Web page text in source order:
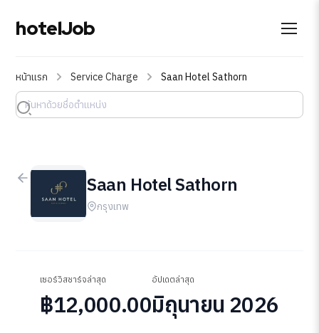
hotelJob
หน้าแรก Service Charge Saan Hotel Sathorn
Saan Hotel Sathorn
กรุงเทพ
เซอร์วิสชาร์จล่าสุด
฿12,000.00
อัปเดตล่าสุด
มิถุนายน 2026